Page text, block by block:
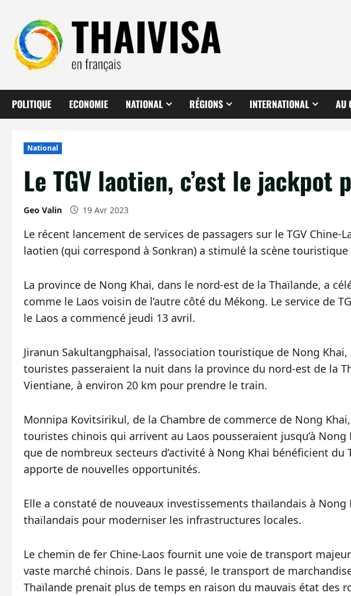
contenu
POLITIQUE ECONOMIE NATIONAL RÉGIONS INTERNATIONAL AU
National
Le TGV laotien, c’est le jackpot
Geo Valin 19 Avr 2023
Le récent lancement de services de passagers sur le TGV Chine-
laotien (qui correspond à Sonkran) a stimulé la scène touristique
La province de Nong Khai, dans le nord-est de la Thaïlande, a
comme le Laos voisin de l’autre côté du Mékong. Le service de
le Laos a commencé jeudi 13 avril.
Jiranun Sakultangphaisal, l’association touristique de Nong
touristes passeraient la nuit dans la province du nord-est de la
Vientiane, à environ 20 km pour prendre le train.
Monnipa Kovitsirikul, de la Chambre de commerce de Nong
touristes chinois qui arrivent au Laos pousseraient jusqu’à
que de nombreux secteurs d’activité à Nong Khai bénéficient du
apporte de nouvelles opportunités.
Elle a constaté de nouveaux investissements thaïlandais à
thaïlandais pour moderniser les infrastructures locales.
Le chemin de fer Chine-Laos fournit une voie de transport
vaste marché chinois. Dans le passé, le transport de
Thaïlande prenait plus de temps en raison du mauvais état des